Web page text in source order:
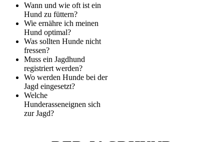
Wann und wie oft ist ein
Hund zu füttern?
Wie ernähre ich meinen
Hund optimal?
Was sollten Hunde nicht
fressen?
Muss ein Jagdhund
registriert werden?
Wo werden Hunde bei der
Jagd eingesetzt?
Welche
Hunderasseneignen sich
zur Jagd?